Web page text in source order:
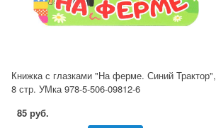
Книжка с глазками "На ферме. Синий Трактор",
8 стр. УМка 978-5-506-09812-6
85 руб.